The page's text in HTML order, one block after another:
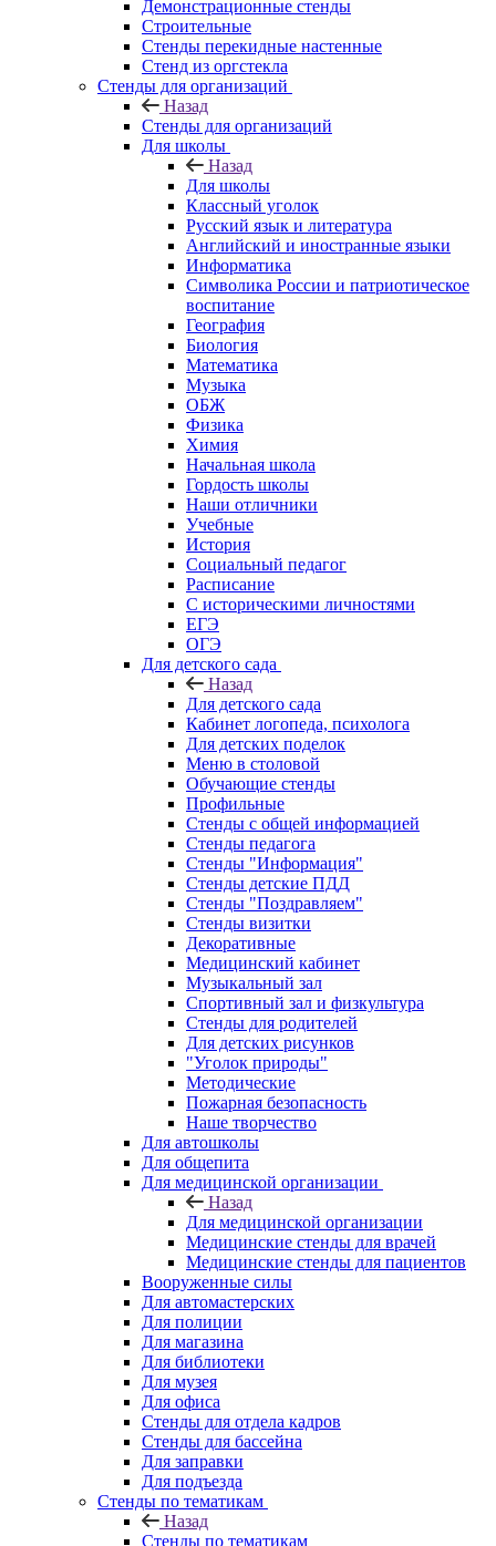
Демонстрационные стенды
Строительные
Стенды перекидные настенные
Стенд из оргстекла
Стенды для организаций
Назад
Стенды для организаций
Для школы
Назад
Для школы
Классный уголок
Русский язык и литература
Английский и иностранные языки
Информатика
Символика России и патриотическое
воспитание
География
Биология
Математика
Музыка
ОБЖ
Физика
Химия
Начальная школа
Гордость школы
Наши отличники
Учебные
История
Социальный педагог
Расписание
С историческими личностями
ЕГЭ
ОГЭ
Для детского сада
Назад
Для детского сада
Кабинет логопеда, психолога
Для детских поделок
Меню в столовой
Обучающие стенды
Профильные
Стенды с общей информацией
Стенды педагога
Стенды "Информация"
Стенды детские ПДД
Стенды "Поздравляем"
Стенды визитки
Декоративные
Медицинский кабинет
Музыкальный зал
Спортивный зал и физкультура
Стенды для родителей
Для детских рисунков
"Уголок природы"
Методические
Пожарная безопасность
Наше творчество
Для автошколы
Для общепита
Для медицинской организации
Назад
Для медицинской организации
Медицинские стенды для врачей
Медицинские стенды для пациентов
Вооруженные силы
Для автомастерских
Для полиции
Для магазина
Для библиотеки
Для музея
Для офиса
Стенды для отдела кадров
Стенды для бассейна
Для заправки
Для подъезда
Стенды по тематикам
Назад
Стенды по тематикам